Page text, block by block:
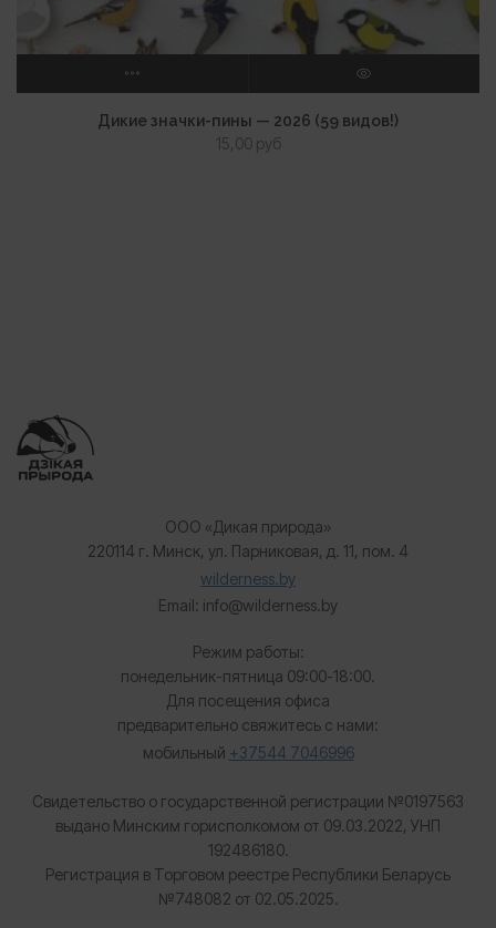
ВЫБЕРИТЕ ПАРАМЕТРЫ ПРОСМОТР
Дикие значки-пины — 2026 (59 видов!)
15,00 руб
ООО «Дикая природа»
220114 г. Минск, ул. Парниковая, д. 11, пом. 4
wilderness.by
Email: info@wilderness.by
Режим работы:
понедельник-пятница 09:00-18:00.
Для посещения офиса
предварительно свяжитесь с нами:
мобильный +37544 7046996
Свидетельство о государственной регистрации №0197563
выдано Минским горисполкомом от 09.03.2022, УНП
192486180.
Регистрация в Торговом реестре Республики Беларусь
№748082 от 02.05.2025.